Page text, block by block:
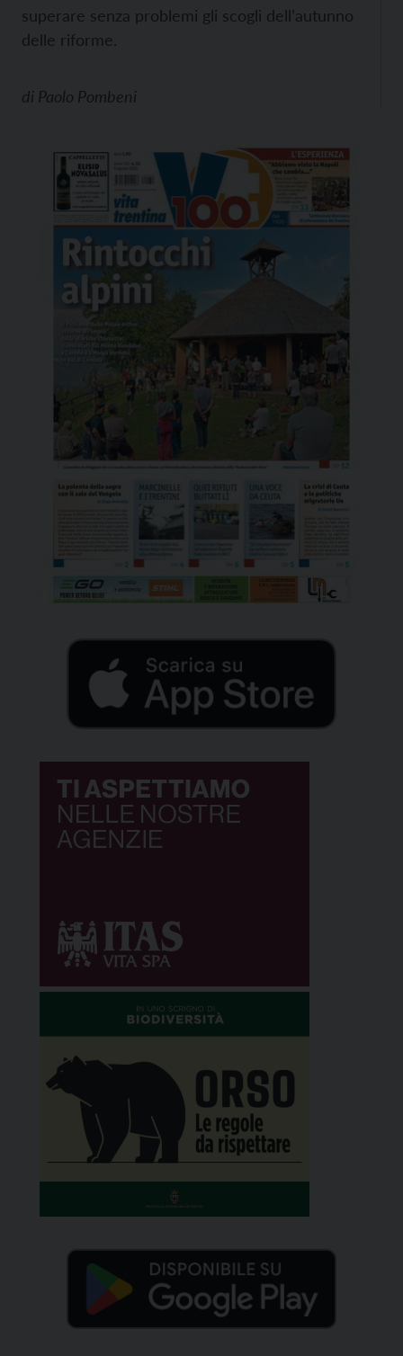
superare senza problemi gli scogli dell’autunno
delle riforme.
di Paolo Pombeni